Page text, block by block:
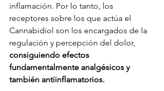
inflamación. Por lo tanto, los
receptores sobre los que actúa el
Cannabidiol son los encargados de la
regulación y percepción del dolor,
consiguiendo efectos
fundamentalmente analgésicos y
también antiinflamatorios.